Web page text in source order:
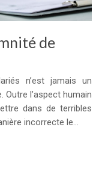
de
n’est jamais un
l’aspect humain
dans de terribles
incorrecte le…